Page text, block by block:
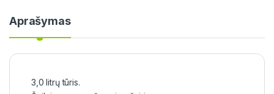
Aprašymas
3,0 litrų tūris.